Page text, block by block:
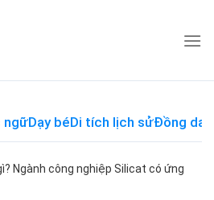
ngữDạy béDi tích lịch sửĐồng dao
Ngành công nghiệp Silicat có ứng